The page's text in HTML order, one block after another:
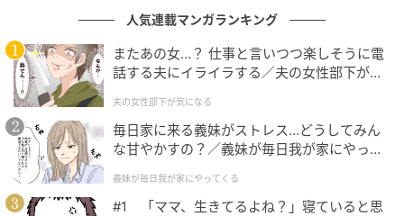
ストレートプレス
『水底より現れた醜き大蛙の怪』[/caption]
人気連載マンガランキング
またあの女…？ 仕事と言いつつ楽しそうに電
話する夫にイライラする／夫の女性部下が気
夫の女性部下が気になる
毎日家に来る義妹がストレス…どうしてみん
な甘やかすの？／義妹が毎日我が家にやって
が】
義妹が毎日我が家にやってくる
#1 「ママ、生きてるよね？」寝ていると思